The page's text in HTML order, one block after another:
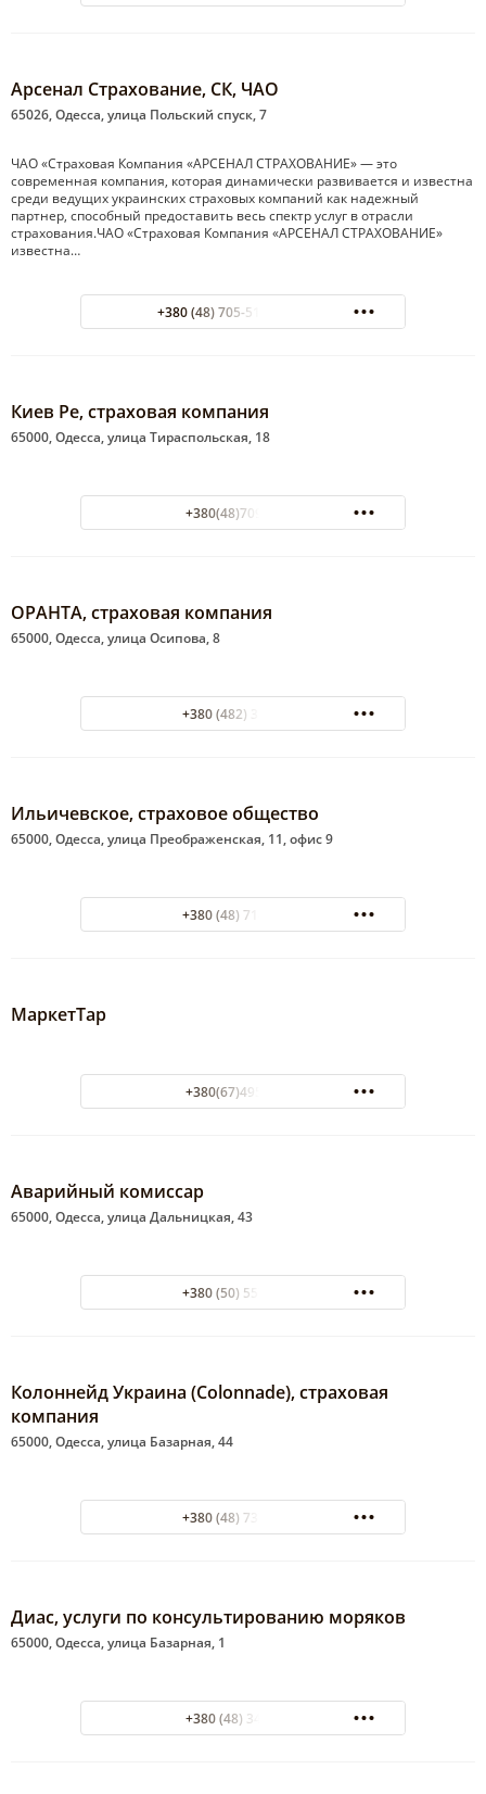
Арсенал Страхование, СК, ЧАО
65026, Одесса, улица Польский спуск, 7
ЧАО «Страховая Компания «АРСЕНАЛ СТРАХОВАНИЕ» — это
современная компания, которая динамически развивается и известна
среди ведущих украинских страховых компаний как надежный
партнер, способный предоставить весь спектр услуг в отрасли
страхования.ЧАО «Страховая Компания «АРСЕНАЛ СТРАХОВАНИЕ»
известна…
+380 (48) 705-51-15 Одесса
Киев Ре, страховая компания
65000, Одесса, улица Тираспольская, 18
+380(48)709-41-89
ОРАНТА, страховая компания
65000, Одесса, улица Осипова, 8
+380 (482) 33-22-69
Ильичевское, страховое общество
65000, Одесса, улица Преображенская, 11, офис 9
+380 (48) 718-06-19
МаркетТар
+380(67)495-22-26
Аварийный комиссар
65000, Одесса, улица Дальницкая, 43
+380 (50) 557-89-51
Колоннейд Украина (Colonnade), страховая
компания
65000, Одесса, улица Базарная, 44
+380 (48) 737-47-04
Диас, услуги по консультированию моряков
65000, Одесса, улица Базарная, 1
+380 (48) 34-61-24